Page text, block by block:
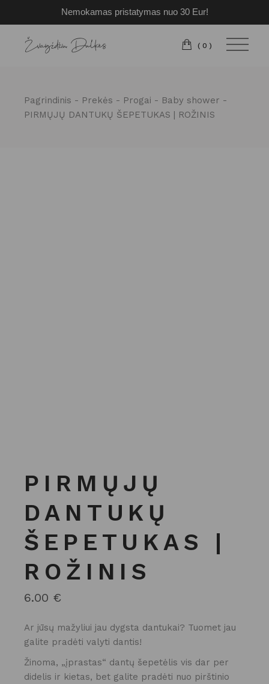
Nemokamas pristatymas nuo 30 Eur!
Pereiti
turinio
(0)
Pagrindinis Prekės Progai
Baby shower
PIRMŲJŲ DANTUKŲ ŠEPETUKAS | ROŽINIS
PIRMŲJŲ
DANTUKŲ
ŠEPETUKAS |
ROŽINIS
6.00 €
Ar jūsų mažyliui jau dygsta dantukai? Tuomet jau
galite pradėti valyti dantis!
Žinoma, „įprastas“ dantų šepetėlis vis dar per
didelis ir kietas, bet galite pradėti nuo pirštinio